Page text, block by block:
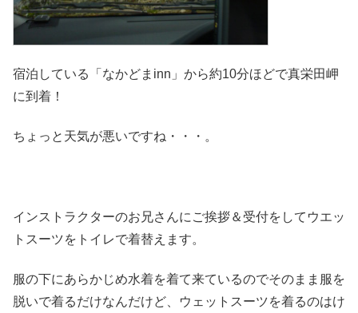
宿泊している「なかどまinn」から約10分ほどで真栄田岬
に到着！
ちょっと天気が悪いですね・・・。
インストラクターのお兄さんにご挨拶＆受付をしてウエッ
トスーツをトイレで着替えます。
服の下にあらかじめ水着を着て来ているのでそのまま服を
脱いで着るだけなんだけど、ウェットスーツを着るのはけ